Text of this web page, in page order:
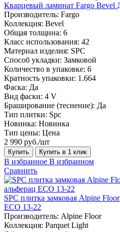
Кварцевый ламинат Fargo Bevel
Производитель: Fargo
Коллекция: Bevel
Общая толщина: 6
Класс использования: 42
Материал изделия: SPC
Способ укладки: Замковой
Количество в упаковке: 6
Кратность упаковки: 1.664
Фаска: Да
Вид фаски: 4 V
Браширование (теснение): Да
Тип плитки: Spc
Новинка: Новинка
Тип цены: Цена
2 990 руб./шт
Купить Купить в 1 клик
В избранное В избранном
Сравнить
SPC плитка замковая Alpine
ЕСО 13-22
Производитель: Alpine Floor
Коллекция: Parquet Light